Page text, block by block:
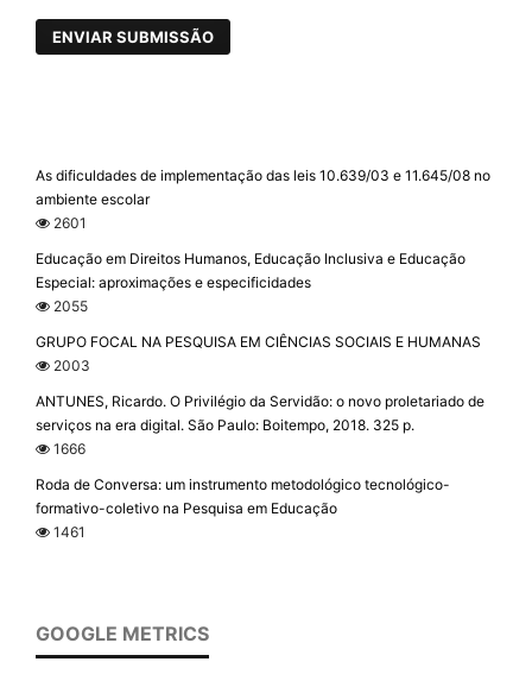
ENVIAR SUBMISSÃO
As dificuldades de implementação das leis 10.639/03 e 11.645/08 no
ambiente escolar
2601
Educação em Direitos Humanos, Educação Inclusiva e Educação
Especial: aproximações e especificidades
2055
GRUPO FOCAL NA PESQUISA EM CIÊNCIAS SOCIAIS E HUMANAS
2003
ANTUNES, Ricardo. O Privilégio da Servidão: o novo proletariado de
serviços na era digital. São Paulo: Boitempo, 2018. 325 p.
1666
Roda de Conversa: um instrumento metodológico tecnológico-
formativo-coletivo na Pesquisa em Educação
1461
GOOGLE METRICS